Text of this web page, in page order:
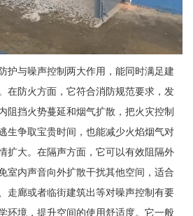
护与噪声控制两大作用，能同时满足建
在防火方面，它符合消防规范要求，发
阻挡火势蔓延和烟气扩散，把火灾控制
生争取宝贵时间，也能减少火焰烟气对
扩大。在隔声方面，它可以有效阻隔外
室内声音向外扩散干扰其他空间，适合
走廊或者临街建筑出等对噪声控制有要
环境，提升空间的使用舒适度。它一般